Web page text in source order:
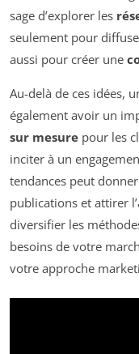
sage d’explorer les
seulement pour
aussi pour créer une
Au-delà de ces idées,
également avoir un
sur mesure pour les
inciter à un
tendances peut
publications et attirer
diversifier les
besoins de votre
votre approche